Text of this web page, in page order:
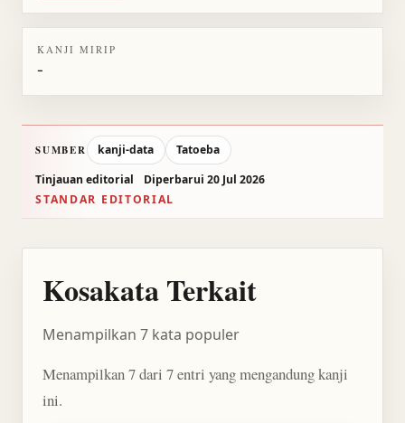
KANJI MIRIP
-
SUMBER kanji-data
Tatoeba
Tinjauan editorial
Diperbarui 20 Jul 2026
STANDAR EDITORIAL
Kosakata Terkait
Menampilkan 7 kata populer
Menampilkan 7 dari 7 entri yang mengandung kanji
ini.